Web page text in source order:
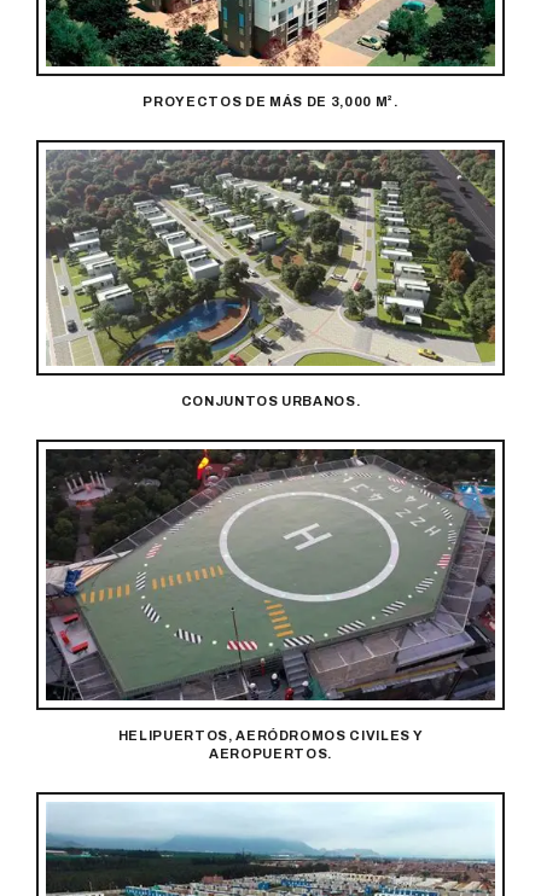
PROYECTOS DE MÁS DE 3,000 M².
CONJUNTOS URBANOS.
HELIPUERTOS, AERÓDROMOS CIVILES Y
AEROPUERTOS.